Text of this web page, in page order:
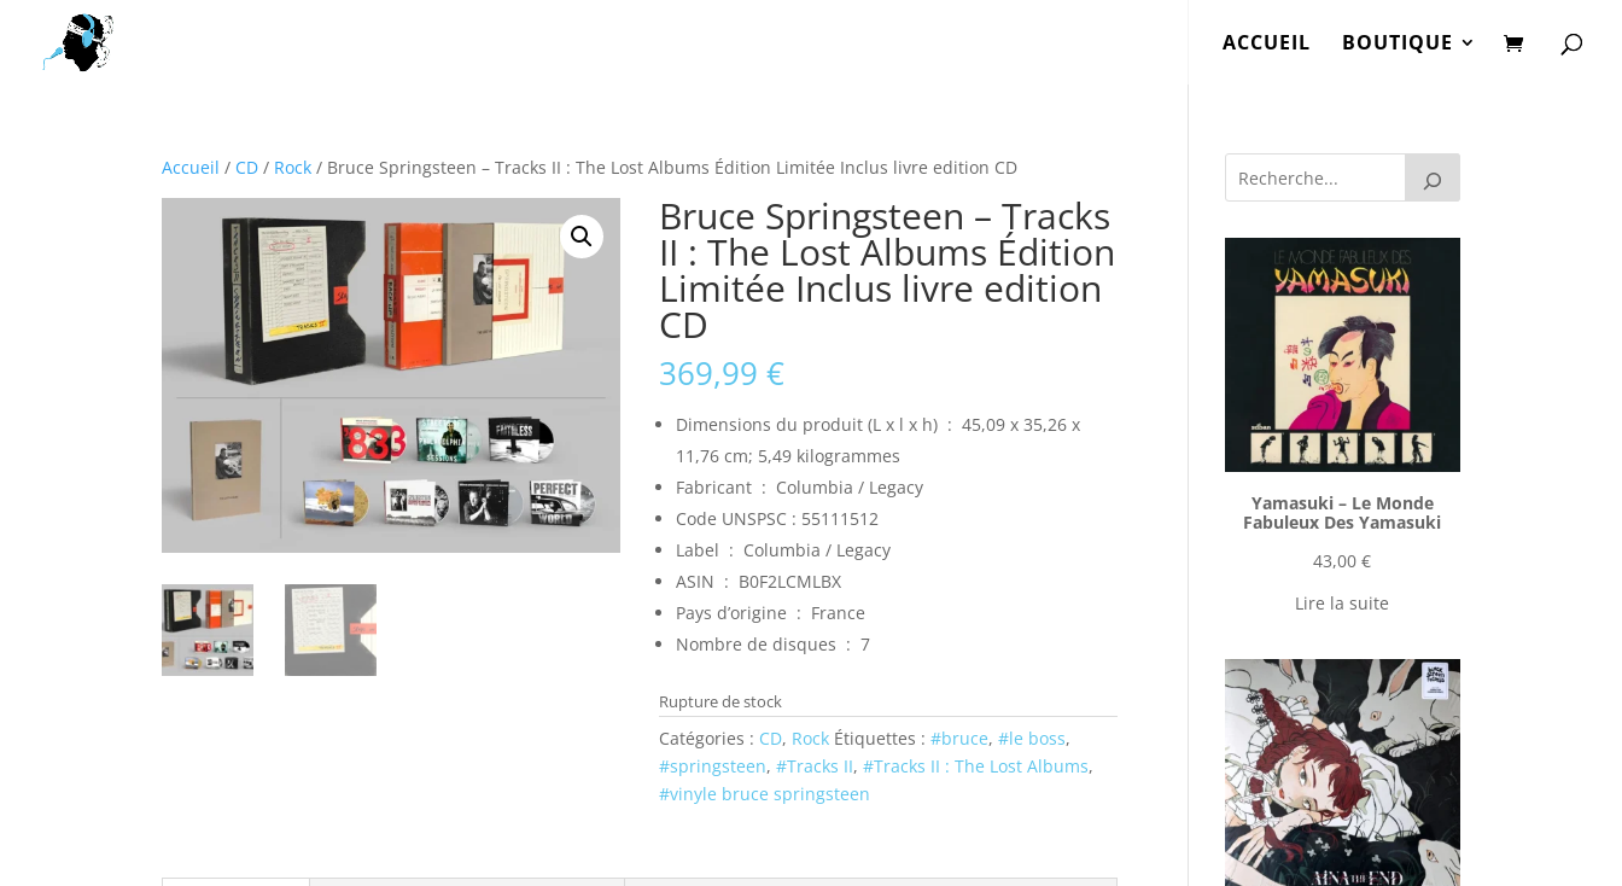
ACCUEIL BOUTIQUE
Accueil / CD / Rock / Bruce Springsteen – Tracks II : The Lost Albums Édition Limitée Inclus livre edition CD
Bruce Springsteen – Tracks
II : The Lost Albums Édition
Limitée Inclus livre edition
CD
369,99€
Dimensions du produit (L x l x h) ‏ : ‎45,09 x 35,26 x
11,76 cm; 5,49 kilogrammes
Fabricant ‏ : ‎ Columbia / Legacy
Code UNSPSC : 55111512
Label ‏ : ‎ Columbia / Legacy
ASIN ‏ : ‎ B0F2LCMLBX
Pays d’origine ‏ : ‎ France
Nombre de disques ‏ : ‎ 7
Rupture de stock
Catégories : CD, Rock Étiquettes :#bruce,#le boss,
#springsteen,#Tracks II,#Tracks II : The Lost Albums,
#vinyle bruce springsteen
Yamasuki ‎– Le Monde
Fabuleux Des Yamasuki
43,00€
Lire la suite